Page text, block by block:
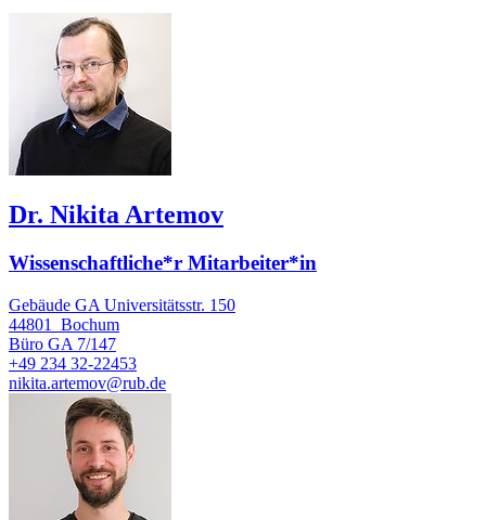
Dr. Nikita Artemov
Wissenschaftliche*r Mitarbeiter*in
Gebäude GA Universitätsstr. 150
44801
Bochum
Büro GA 7/147
+49 234 32-22453
nikita.artemov@rub.de